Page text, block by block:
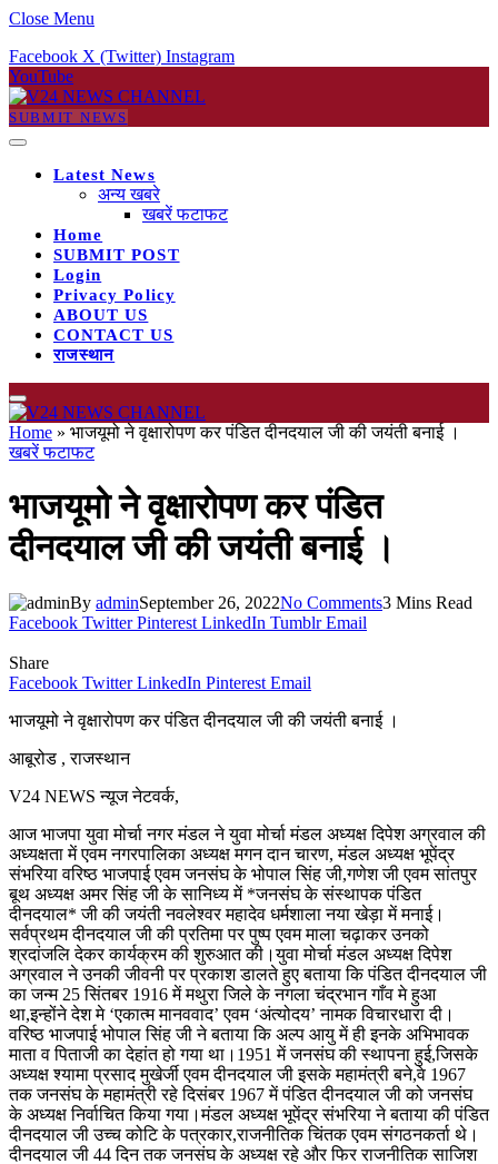
Close Menu
Facebook X (Twitter) Instagram
YouTube
SUBMIT NEWS
Latest News
अन्य खबरे
खबरें फटाफट
Home
SUBMIT POST
Login
Privacy Policy
ABOUT US
CONTACT US
राजस्थान
Home » भाजयूमो ने वृक्षारोपण कर पंडित दीनदयाल जी की जयंती बनाई ।
खबरें फटाफट
भाजयूमो ने वृक्षारोपण कर पंडित
दीनदयाल जी की जयंती बनाई ।
By adminSeptember 26, 2022No Comments3 Mins Read
Facebook Twitter Pinterest LinkedIn Tumblr Email
Share
Facebook Twitter LinkedIn Pinterest Email
भाजयूमो ने वृक्षारोपण कर पंडित दीनदयाल जी की जयंती बनाई ।
आबूरोड , राजस्थान
V24 NEWS न्यूज नेटवर्क,
आज भाजपा युवा मोर्चा नगर मंडल ने युवा मोर्चा मंडल अध्यक्ष दिपेश अग्रवाल की
अध्यक्षता में एवम नगरपालिका अध्यक्ष मगन दान चारण, मंडल अध्यक्ष भूपेंद्र
संभरिया वरिष्ठ भाजपाई एवम जनसंघ के भोपाल सिंह जी,गणेश जी एवम सांतपुर
बूथ अध्यक्ष अमर सिंह जी के सानिध्य में *जनसंघ के संस्थापक पंडित
दीनदयाल* जी की जयंती नवलेश्वर महादेव धर्मशाला नया खेड़ा में मनाई।
सर्वप्रथम दीनदयाल जी की प्रतिमा पर पुष्प एवम माला चढ़ाकर उनको
श्रदांजलि देकर कार्यक्रम की शुरुआत की।युवा मोर्चा मंडल अध्यक्ष दिपेश
अग्रवाल ने उनकी जीवनी पर प्रकाश डालते हुए बताया कि पंडित दीनदयाल जी
का जन्म 25 सिंतबर 1916 में मथुरा जिले के नगला चंद्रभान गाँव मे हुआ
था,इन्होंने देश मे ‘एकात्म मानववाद’ एवम ‘अंत्योदय’ नामक विचारधारा दी।
वरिष्ठ भाजपाई भोपाल सिंह जी ने बताया कि अल्प आयु में ही इनके अभिभावक
माता व पिताजी का देहांत हो गया था।1951 में जनसंघ की स्थापना हुई,जिसके
अध्यक्ष श्यामा प्रसाद मुखेर्जी एवम दीनदयाल जी इसके महामंत्री बने,वे 1967
तक जनसंघ के महामंत्री रहे दिसंबर 1967 में पंडित दीनदयाल जी को जनसंघ
के अध्यक्ष निर्वाचित किया गया।मंडल अध्यक्ष भूपेंद्र संभरिया ने बताया की पंडित
दीनदयाल जी उच्च कोटि के पत्रकार,राजनीतिक चिंतक एवम संगठनकर्ता थे।
दीनदयाल जी 44 दिन तक जनसंघ के अध्यक्ष रहे और फिर राजनीतिक साजिश